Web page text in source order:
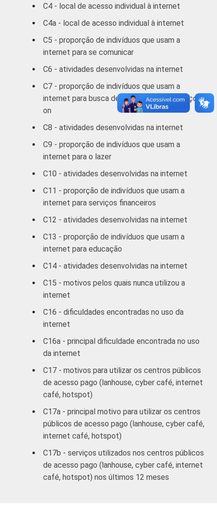
De 35 a 44 anos 56
60 anos ou mais 36
RENDA
FAMILIAR
Até 1 SM 63
2 SM - 3 SM
5 SM - 10 SM
CLASSE
SOCIAL 2
A
SITUAÇÃO
EMPREGO
Desempregado 63
Não integra a
população
economicamente
ativa
52
1Base ponderada: 2.425 entrevistados que
usaram a Internet nos últimos três meses
(amostra principal +oversamplede usuários
C4 - local de acesso individual à internet
C4a - local de acesso individual à internet
C5 - proporção de indivíduos que usam a
internet para se comunicar
C6 - atividades desenvolvidas na internet
C7 - proporção de indivíduos que usam a
internet para busca de informações e serviços
on
C8 - atividades desenvolvidas na internet
C9 - proporção de indivíduos que usam a
internet para o lazer
C10 - atividades desenvolvidas na internet
C11 - proporção de indivíduos que usam a
internet para serviços financeiros
C12 - atividades desenvolvidas na internet
C13 - proporção de indivíduos que usam a
internet para educação
C14 - atividades desenvolvidas na internet
C15 - motivos pelos quais nunca utilizou a
internet
C16 - dificuldades encontradas no uso da
internet
C16a - principal dificuldade encontrada no uso
da internet
C17 - motivos para utilizar os centros públicos
de acesso pago (lanhouse, cyber café, internet
café, hotspot)
C17a - principal motivo para utilizar os centros
públicos de acesso pago (lanhouse, cyber café,
internet café, hotspot)
C17b - serviços utilizados nos centros públicos
de acesso pago (lanhouse, cyber café, internet
café, hotspot) nos últimos 12 meses